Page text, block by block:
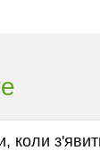
коли